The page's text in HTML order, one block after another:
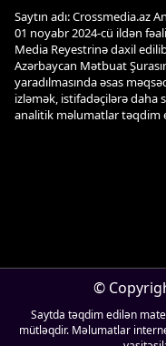
Saytın adı: Crossmedia.az
01 noyabr 2024-cü ildən
Media Reyestrinə daxil
Azərbaycan Mətbuat
yaradılmasında əsas
izləmək, istifadəçilərə daha
analitik məlumatlar təqdim
©
Saytda təqdim edilən
mütləqdir. Məlumatlar